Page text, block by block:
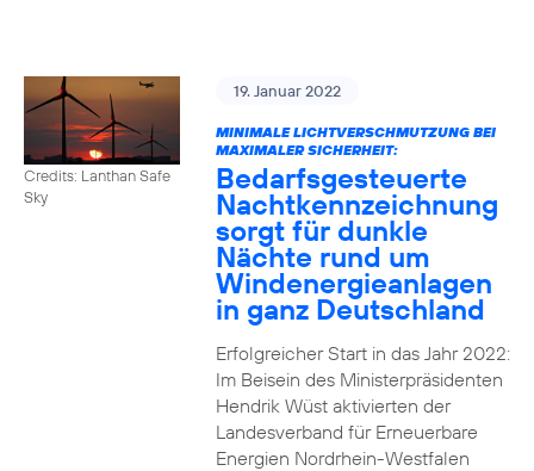
Credits: Lanthan Safe
Sky
19. Januar 2022
MINIMALE LICHTVERSCHMUTZUNG BEI
MAXIMALER SICHERHEIT:
Bedarfsgesteuerte
Nachtkennzeichnung
sorgt für dunkle
Nächte rund um
Windenergieanlagen
in ganz Deutschland
Erfolgreicher Start in das Jahr 2022:
Im Beisein des Ministerpräsidenten
Hendrik Wüst aktivierten der
Landesverband für Erneuerbare
Energien Nordrhein-Westfalen